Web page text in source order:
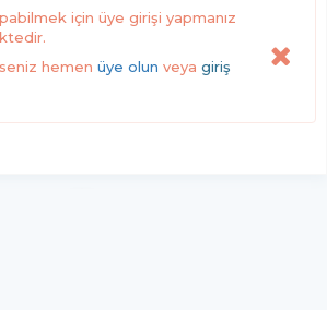
için üye girişi yapmanız
hemen üye olun veya giriş